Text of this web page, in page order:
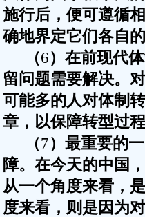
施行后，便可遵循
确地界定它们各自
（6）在前现代
留问题需要解决。
可能多的人对体制
章，以保障转型过
（7）最重要的
障。在今天的中国
从一个角度来看，
度来看，则是因为